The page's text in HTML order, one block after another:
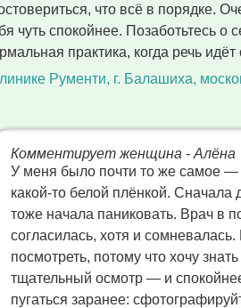
что всё в порядке.
чуть спокойнее. Позаботьтесь
практика, когда речь идёт
Рументи, г. Балашиха,
Комментирует женщина - Алёна
У меня было почти то же самое —
какой‑то белой плёнкой.
тоже начала паниковать. Врач в
согласилась, хотя и
посмотреть, потому что хочу
тщательный осмотр — и
пугаться заранее: